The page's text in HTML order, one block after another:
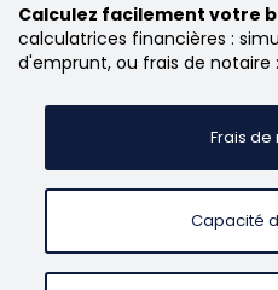
Calculez facilement votre
calculatrices financières :
d'emprunt, ou frais de notaire
Frais de
Capacité